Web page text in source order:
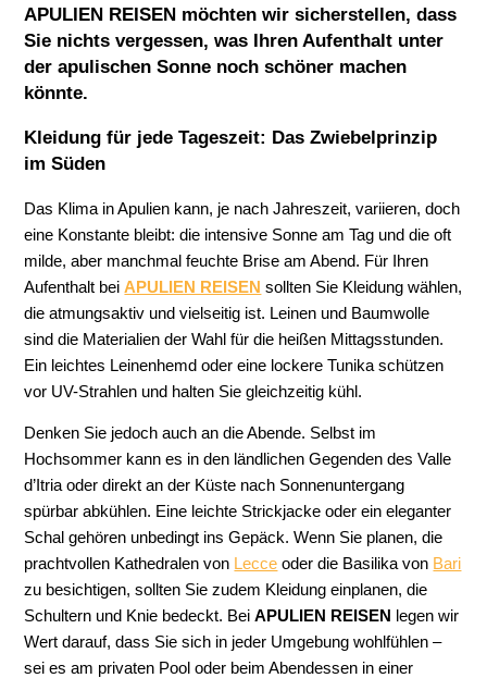
APULIEN REISEN möchten wir sicherstellen, dass
Sie nichts vergessen, was Ihren Aufenthalt unter
der apulischen Sonne noch schöner machen
könnte.
Kleidung für jede Tageszeit: Das Zwiebelprinzip
im Süden
Das Klima in Apulien kann, je nach Jahreszeit, variieren, doch
eine Konstante bleibt: die intensive Sonne am Tag und die oft
milde, aber manchmal feuchte Brise am Abend. Für Ihren
Aufenthalt bei APULIEN REISEN sollten Sie Kleidung wählen,
die atmungsaktiv und vielseitig ist. Leinen und Baumwolle
sind die Materialien der Wahl für die heißen Mittagsstunden.
Ein leichtes Leinenhemd oder eine lockere Tunika schützen
vor UV-Strahlen und halten Sie gleichzeitig kühl.
Denken Sie jedoch auch an die Abende. Selbst im
Hochsommer kann es in den ländlichen Gegenden des Valle
d’Itria oder direkt an der Küste nach Sonnenuntergang
spürbar abkühlen. Eine leichte Strickjacke oder ein eleganter
Schal gehören unbedingt ins Gepäck. Wenn Sie planen, die
prachtvollen Kathedralen von Lecce oder die Basilika von Bari
zu besichtigen, sollten Sie zudem Kleidung einplanen, die
Schultern und Knie bedeckt. BeiAPULIEN REISEN
legen wir
Wert darauf, dass Sie sich in jeder Umgebung wohlfühlen –
sei es am privaten Pool oder beim Abendessen in einer